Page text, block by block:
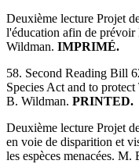
Deuxième lecture Projet
l'éducation afin de
Wildman. IMPRIMÉ.
58. Second Reading Bill
Species Act and to
B. Wildman. PRINTED.
Deuxième lecture Projet
en voie de disparition et
les espèces menacées. M.